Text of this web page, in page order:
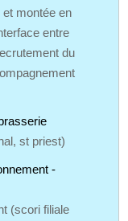
montée en
entre
du
st priest)
-
(scori filiale